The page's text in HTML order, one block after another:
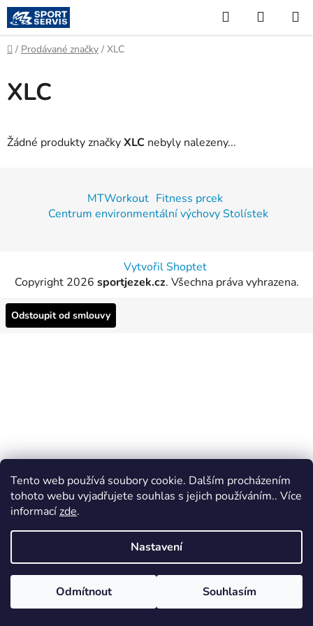
Tento web používá soubory cookie. Dalším procházením
tohoto webu vyjadřujete souhlas s jejich používáním.. Více
informacízde.
Nastavení
Odmítnout Souhlasím
Přejít
na
obsah
Hledat
KOŠÍK
Domů
/ Prodávané značky / XLC
XLC
Žádné produkty značkyXLC nebyly nalezeny...
MTWorkout Fitness prcek
Centrum environmentální výchovy Stolístek
Vytvořil Shoptet
Copyright 2026 sportjezek.cz. Všechna práva vyhrazena.
Odstoupit od smlouvy